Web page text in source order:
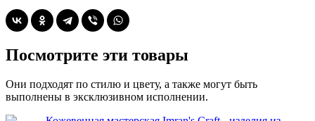
Посмотрите эти товары
Они подходят по стилю и цвету, а также могут быть
выполнены в эксклюзивном исполнении.